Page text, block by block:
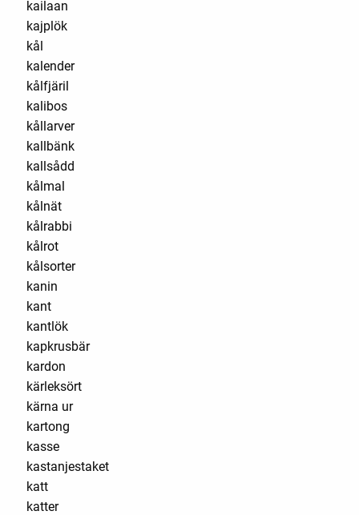
kailaan
kajplök
kål
kalender
kålfjäril
kalibos
kållarver
kallbänk
kallsådd
kålmal
kålnät
kålrabbi
kålrot
kålsorter
kanin
kant
kantlök
kapkrusbär
kardon
kärleksört
kärna ur
kartong
kasse
kastanjestaket
katt
katter